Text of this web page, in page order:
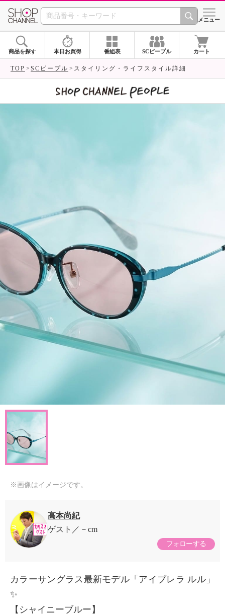
SHOP CHANNEL シメニュー
商品を探す 本日お買得 番組表 SCピープル カート
TOP SCピープル スタイリング・ライフスタイル詳細
※画像はイメージです。
高本尚紀
ゲスト
－cm
フォローする
カラーサングラス最新モデル「アイブレラ ルル」
✨
【シャイニーブルー】